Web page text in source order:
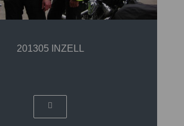
201305 INZELL